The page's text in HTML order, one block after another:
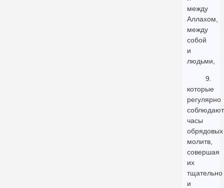
между
Аллахом,
между
собой
и
людьми,
9.
которые
регулярно
соблюдают
часы
обрядовых
молитв,
совершая
их
тщательно
и